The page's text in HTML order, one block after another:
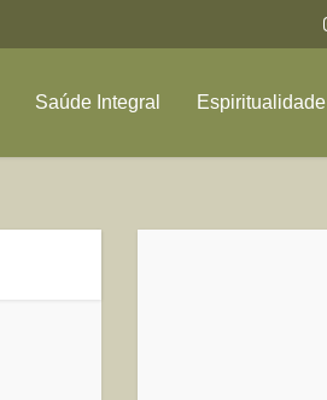
Saúde Integral Espiritualidade